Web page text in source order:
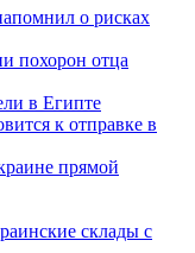
о рисках
похорон отца
в Египте
к отправке в
прямой
склады с